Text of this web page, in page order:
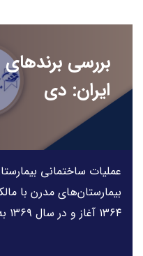
بررسی برندهای
ایران: دی
عملیات ساختمانی
بیمارستان‌های مدرن با
۱۳۶۴ آغاز و در سال ۱۳۶۹ به بهره‌برداری رسید. این...